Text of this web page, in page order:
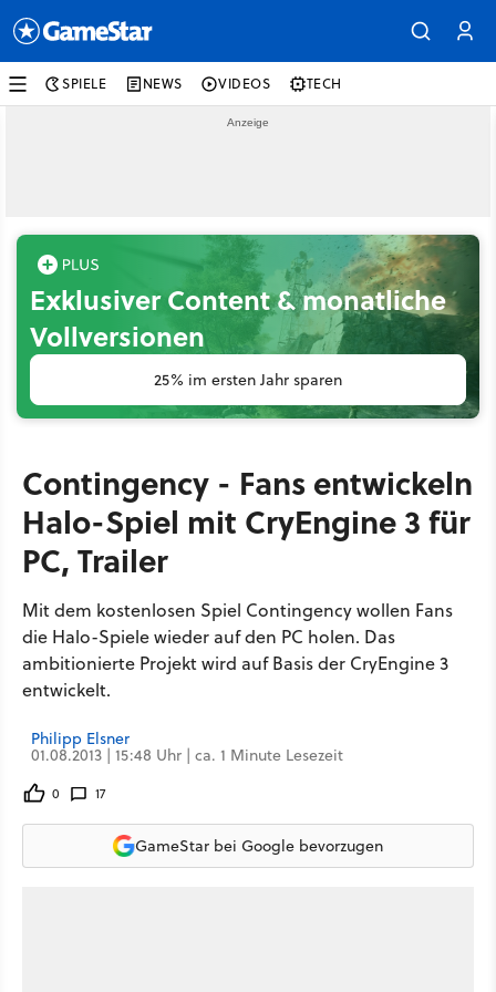
SPIELE NEWS VIDEOS TECH
Exklusiver Content & monatliche
Vollversionen
25% im ersten Jahr sparen
Contingency - Fans entwickeln
Halo-Spiel mit CryEngine 3 für
PC, Trailer
Mit dem kostenlosen Spiel Contingency wollen Fans
die Halo-Spiele wieder auf den PC holen. Das
ambitionierte Projekt wird auf Basis der CryEngine 3
entwickelt.
Philipp Elsner
01.08.2013 | 15:48 Uhr | ca. 1 Minute Lesezeit
0 17
GameStar bei Google bevorzugen